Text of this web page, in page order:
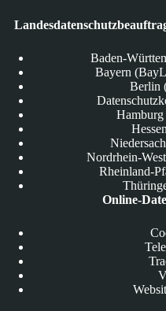
Baden-
Bayern
Berlin
Nordrhein-
Rheinland-
Online-